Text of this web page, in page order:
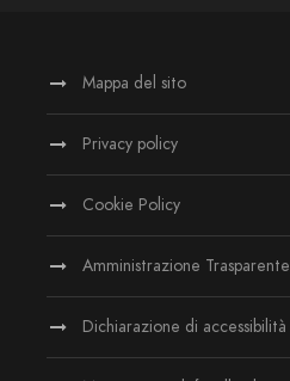
Mappa del sito
Privacy policy
Cookie Policy
Amministrazione Trasparente
Dichiarazione di accessibilità